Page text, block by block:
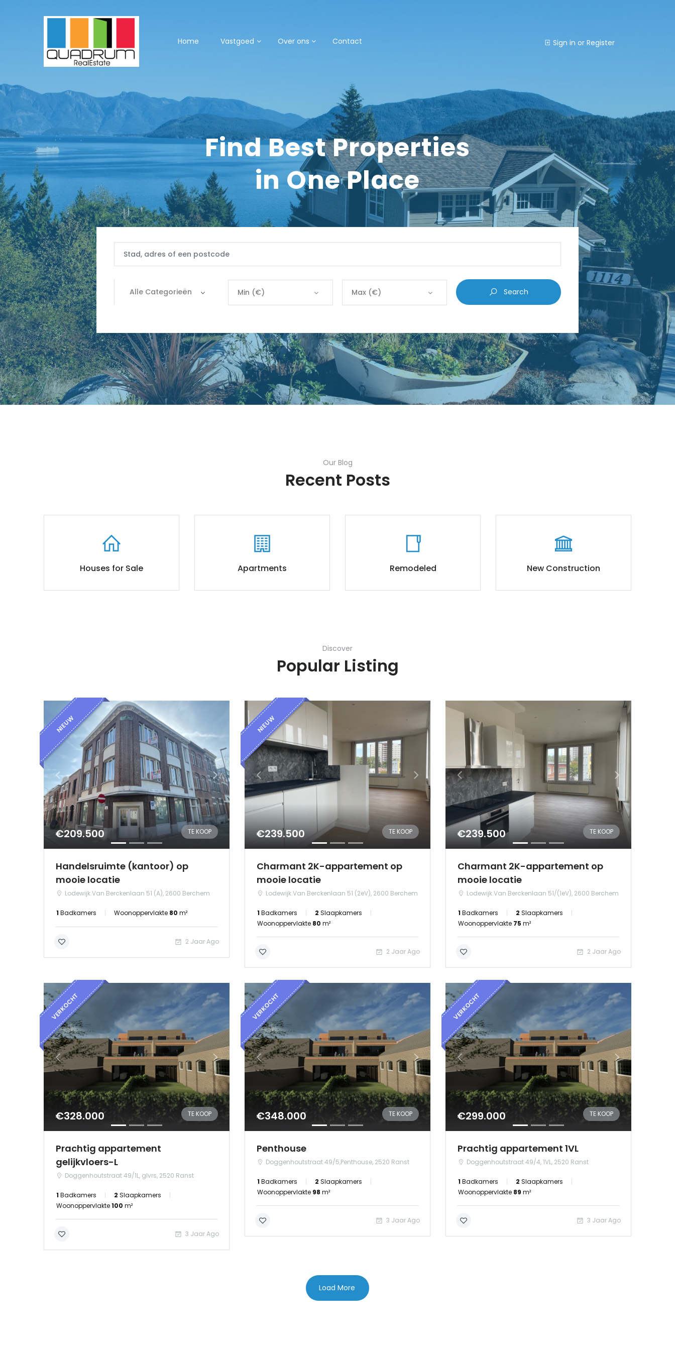
Home Vastgoed Over ons Contact Sign in or Register
Find Best Properties
in One Place
Alle Categorieën
|-Apartement
|-Commercieel
|-Grond
Min (€) Max (€) Search
Our Blog
Recent Posts
Houses for Sale Apartments Remodeled New Construction
Discover
Popular Listing
NIEUW
€209.500 TE KOOP
Handelsruimte (kantoor) op
mooie locatie
Lodewijk Van Berckenlaan 51 (A), 2600 Berchem
1 Badkamers Woonoppervlakte 80 m²
2 Jaar Ago
NIEUW
€239.500 TE KOOP
Charmant 2K-appartement op
mooie locatie
Lodewijk Van Berckenlaan 51 (2eV), 2600 Berchem
1 Badkamers 2 Slaapkamers
Woonoppervlakte 80 m²
2 Jaar Ago
€239.500 TE KOOP
Charmant 2K-appartement op
mooie locatie
Lodewijk Van Berckenlaan 51/(1eV), 2600 Berchem
1 Badkamers 2 Slaapkamers
Woonoppervlakte 75 m²
2 Jaar Ago
VERKOCHT
€328.000 TE KOOP
Prachtig appartement
gelijkvloers-L
Doggenhoutstraat 49/1L, glvrs, 2520 Ranst
1 Badkamers 2 Slaapkamers
Woonoppervlakte100 m²
3 Jaar Ago
VERKOCHT
€348.000 TE KOOP
Penthouse
Doggenhoutstraat 49/5,Penthouse, 2520 Ranst
1 Badkamers 2 Slaapkamers
Woonoppervlakte 98 m²
3 Jaar Ago
VERKOCHT
€299.000 TE KOOP
Prachtig appartement 1VL
Doggenhoutstraat 49/4, 1VL, 2520 Ranst
1 Badkamers 2 Slaapkamers
Woonoppervlakte 89 m²
3 Jaar Ago
Load More
Onthoud mij Wachtwoord vergeten?